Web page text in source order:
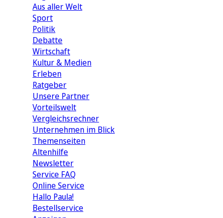
Aus aller Welt
Sport
Politik
Debatte
Wirtschaft
Kultur & Medien
Erleben
Ratgeber
Unsere Partner
Vorteilswelt
Vergleichsrechner
Unternehmen im Blick
Themenseiten
Altenhilfe
Newsletter
Service FAQ
Online Service
Hallo Paula!
Bestellservice